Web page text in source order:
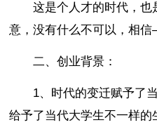
这是个人才的时代，也
意，没有什么不可以，相
二、创业背景：
1、时代的变迁赋予了
给予了当代大学生不一样的